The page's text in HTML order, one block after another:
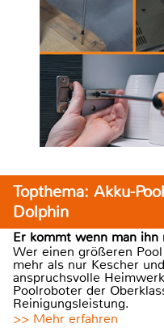
Topthema: Akku-
Dolphin
Er kommt wenn man ihn
Wer einen größeren
mehr als nur Kescher
anspruchsvolle
Poolroboter der
Reinigungsleistung.
>> Mehr erfahren